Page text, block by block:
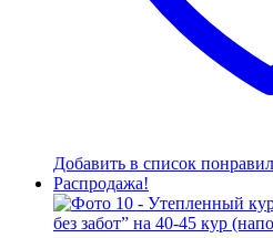
Добавить в список
Распродажа!